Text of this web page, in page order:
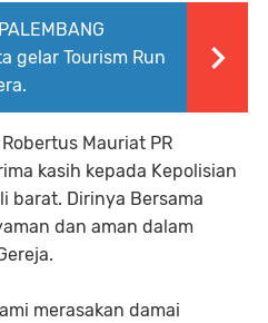
gelar Tourism Run
Mauriat PR
kasih kepada Kepolisian
barat. Dirinya Bersama
dan aman dalam
merasakan damai